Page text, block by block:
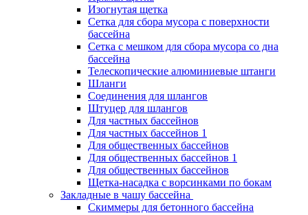
Изогнутая щетка
Сетка для сбора мусора с поверхности
бассейна
Сетка с мешком для сбора мусора со дна
бассейна
Телескопические алюминиевые штанги
Шланги
Соединения для шлангов
Штуцер для шлангов
Для частных бассейнов
Для частных бассейнов 1
Для общественных бассейнов
Для общественных бассейнов 1
Для общественных бассейнов
Щетка-насадка с ворсинками по бокам
Закладные в чашу бассейна
Скиммеры для бетонного бассейна